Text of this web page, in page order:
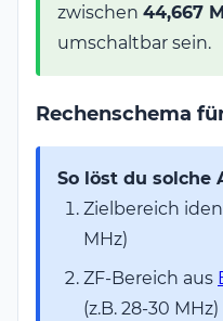
zwischen 44,667
umschaltbar sein.
Rechenschema
So löst du solche
Zielbereich
MHz)
ZF-Bereich aus
(z.B. 28-30 MHz)